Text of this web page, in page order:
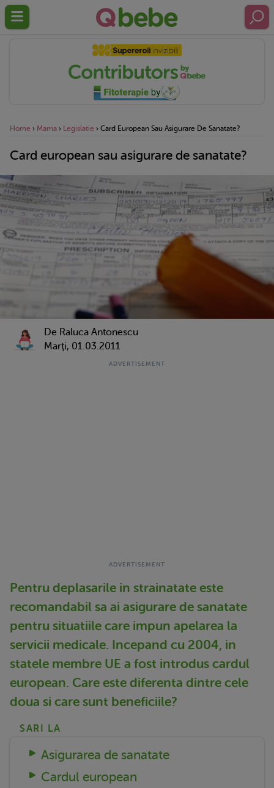
Home › Mama › Legislatie › Card European Sau Asigurare De Sanatate?
Card european sau asigurare de sanatate?
De Raluca Antonescu
Marţi, 01.03.2011
Pentru deplasarile in strainatate este
recomandabil sa ai asigurare de sanatate
pentru situatiile care impun apelarea la
servicii medicale. Incepand cu 2004, in
statele membre UE a fost introdus cardul
european. Care este diferenta dintre cele
doua si care sunt beneficiile?
SARI LA
Asigurarea de sanatate
Cardul european